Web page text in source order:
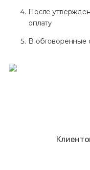
После
оплату
В обговоренные